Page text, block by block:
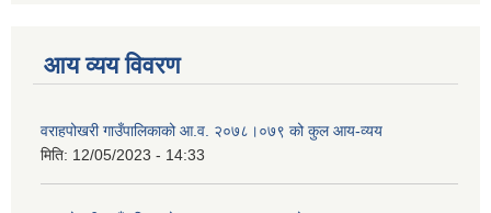
आय व्यय विवरण
वराहपोखरी गाउँपालिकाको आ.व. २०७८।०७९ को कुल आय-व्यय
मिति: 12/05/2023 - 14:33